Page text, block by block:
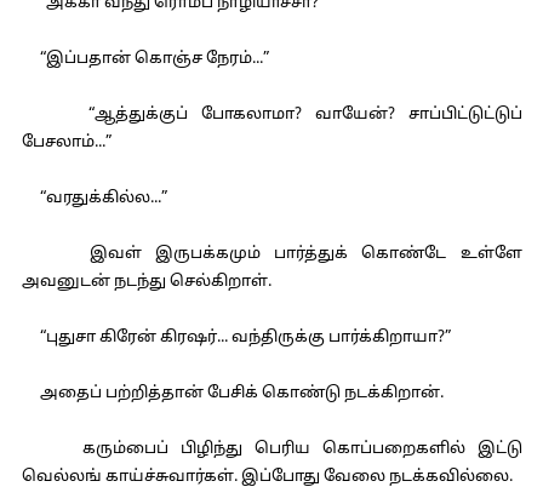
“இப்பதான் கொஞ்ச நேரம்...”
“ஆத்துக்குப் போகலாமா? வாயேன்? சாப்பிட்டுட்டுப்
பேசலாம்...”
“வரதுக்கில்ல...”
இவள் இருபக்கமும் பார்த்துக் கொண்டே உள்ளே
அவனுடன் நடந்து செல்கிறாள்.
“புதுசா கிரேன் கிரஷர்... வந்திருக்கு பார்க்கிறாயா?”
அதைப் பற்றித்தான் பேசிக் கொண்டு நடக்கிறான்.
கரும்பைப் பிழிந்து பெரிய கொப்பறைகளில் இட்டு
வெல்லங் காய்ச்சுவார்கள். இப்போது வேலை நடக்கவில்லை.